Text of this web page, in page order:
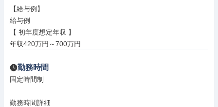
【給与例】
給与例
【 初年度想定年収 】
年収420万円～700万円
勤務時間
固定時間制
勤務時間詳細